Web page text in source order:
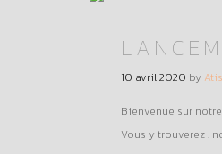
10 avril 2020 by
Bienvenue sur
Vous y trouverez :